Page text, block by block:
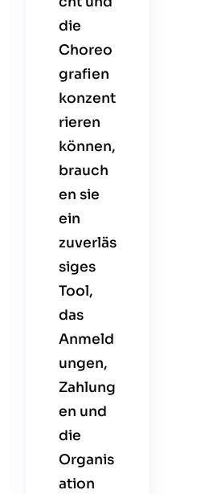
die
Choreo
grafien
konzent
rieren
können,
brauch
en sie
ein
zuverläs
siges
Tool,
das
Anmeld
ungen,
Zahlung
en und
die
Organis
ation